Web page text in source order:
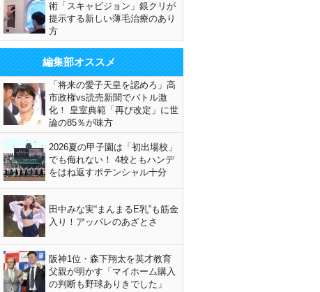
術「スキャビジョン」銀クリが
提示する新しい薄毛治療のあり
方
編集部オススメ
「将来の愛子天皇を認めろ」高
市政権vs読売新聞でバトル激
化！ 皇室典範「再び改定」に世
論の85％が味方
2026夏の甲子園は「初出場校」
でも侮れない！ 4校ともハンデ
をはね返すポテンシャル十分
田中みな実“まんまるE乳”も筋金
入り！アッパレのあざとさ
阪神1位・森下翔太を英才教育
父親が明かす「マイホーム購入
の判断も野球ありきでした」